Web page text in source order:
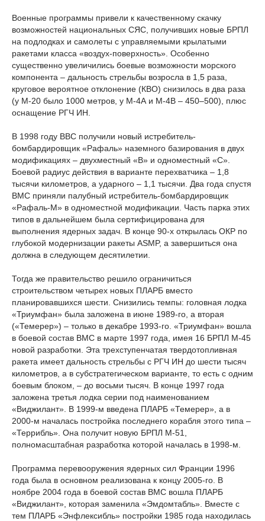
Военные программы привели к качественному скачку
возможностей национальных СЯС, получивших новые БРПЛ
на подлодках и самолеты с управляемыми крылатыми
ракетами класса «воздух-поверхность». Особенно
существенно увеличились боевые возможности морского
компонента – дальность стрельбы возросла в 1,5 раза,
круговое вероятное отклонение (КВО) снизилось в два раза
(у М-20 было 1000 метров, у М-4А и М-4В – 450–500), плюс
оснащение РГЧ ИН.
В 1998 году ВВC получили новый истребитель-
бомбардировщик «Рафаль» наземного базирования в двух
модификациях – двухместный «В» и одноместный «С».
Боевой радиус действия в варианте перехватчика – 1,8
тысячи километров, а ударного – 1,1 тысячи. Два года спустя
ВМС приняли палубный истребитель-бомбардировщик
«Рафаль-М» в одноместной модификации. Часть парка этих
типов в дальнейшем была сертифицирована для
выполнения ядерных задач. В конце 90-х открылась ОКР по
глубокой модернизации ракеты ASMP, а завершиться она
должна в следующем десятилетии.
Тогда же правительство решило ограничиться
строительством четырех новых ПЛАРБ вместо
планировавшихся шести. Снизились темпы: головная лодка
«Триумфан» была заложена в июне 1989-го, а вторая
(«Темерер») – только в декабре 1993-го. «Триумфан» вошла
в боевой состав ВМС в марте 1997 года, имея 16 БРПЛ М-45
новой разработки. Эта трехступенчатая твердотопливная
ракета имеет дальность стрельбы с РГЧ ИН до шести тысяч
километров, а в субстратегическом варианте, то есть с одним
боевым блоком, – до восьми тысяч. В конце 1997 года
заложена третья лодка серии под наименованием
«Виджилант». В 1999-м введена ПЛАРБ «Темерер», а в
2000-м началась постройка последнего корабля этого типа –
«Террибль». Она получит новую БРПЛ М-51,
полномасштабная разработка которой началась в 1998-м.
Программа перевооружения ядерных сил Франции 1996
года была в основном реализована к концу 2005-го. В
ноябре 2004 года в боевой состав ВМС вошла ПЛАРБ
«Виджилант», которая заменила «Эмдомтабль». Вместе с
тем ПЛАРБ «Энфлексибль» постройки 1985 года находилась